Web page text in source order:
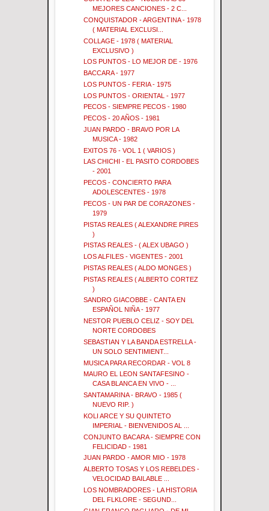
MEJORES CANCIONES - 2 C...
CONQUISTADOR - ARGENTINA - 1978
( MATERIAL EXCLUSI...
COLLAGE - 1978 ( MATERIAL
EXCLUSIVO )
LOS PUNTOS - LO MEJOR DE - 1976
BACCARA - 1977
LOS PUNTOS - FERIA - 1975
LOS PUNTOS - ORIENTAL - 1977
PECOS - SIEMPRE PECOS - 1980
PECOS - 20 AÑOS - 1981
JUAN PARDO - BRAVO POR LA
MUSICA - 1982
EXITOS 76 - VOL 1 ( VARIOS )
LAS CHICHI - EL PASITO CORDOBES
- 2001
PECOS - CONCIERTO PARA
ADOLESCENTES - 1978
PECOS - UN PAR DE CORAZONES -
1979
PISTAS REALES ( ALEXANDRE PIRES
)
PISTAS REALES - ( ALEX UBAGO )
LOS ALFILES - VIGENTES - 2001
PISTAS REALES ( ALDO MONGES )
PISTAS REALES ( ALBERTO CORTEZ
)
SANDRO GIACOBBE - CANTA EN
ESPAÑOL NIÑA - 1977
NESTOR PUEBLO CELIZ - SOY DEL
NORTE CORDOBES
SEBASTIAN Y LA BANDA ESTRELLA -
UN SOLO SENTIMIENT...
MUSICA PARA RECORDAR - VOL 8
MAURO EL LEON SANTAFESINO -
CASA BLANCA EN VIVO - ...
SANTAMARINA - BRAVO - 1985 (
NUEVO RIP. )
KOLI ARCE Y SU QUINTETO
IMPERIAL - BIENVENIDOS AL ...
CONJUNTO BACARA - SIEMPRE CON
FELICIDAD - 1981
JUAN PARDO - AMOR MIO - 1978
ALBERTO TOSAS Y LOS REBELDES -
VELOCIDAD BAILABLE ...
LOS NOMBRADORES - LA HISTORIA
DEL FLKLORE - SEGUND...